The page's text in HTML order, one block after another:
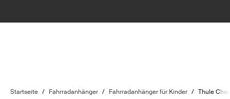
Startseite / Fahrradanhänger / Fahrradanhänger für Kinder / Thule